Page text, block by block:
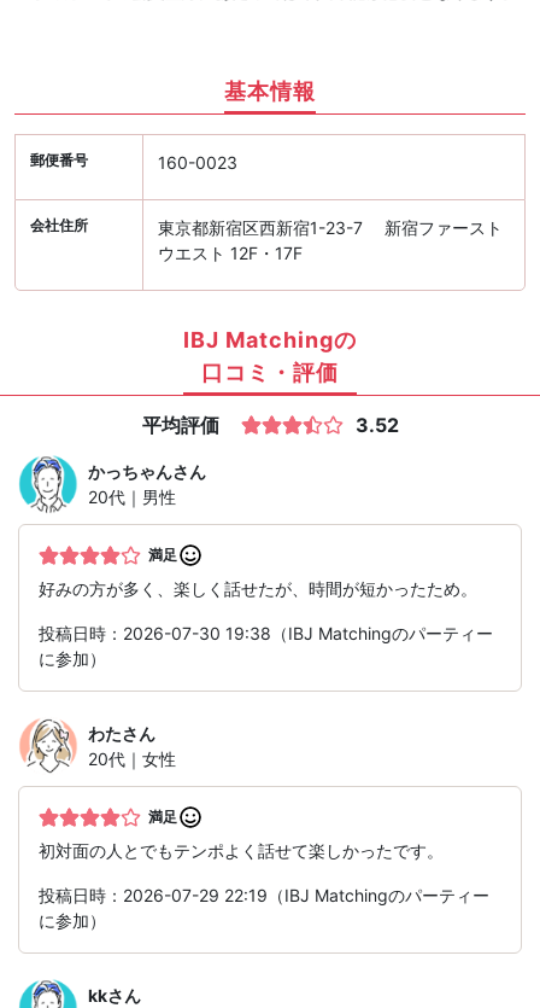
基本情報
郵便番号 160-0023
会社住所
東京都新宿区西新宿1-23-7 新宿ファースト
ウエスト 12F・17F
IBJ Matchingの
口コミ・評価
平均評価 3.52
かっちゃんさん
20代｜男性
満足
好みの方が多く、楽しく話せたが、時間が短かったため。
投稿日時：2026-07-30 19:38（IBJ Matchingのパーティー
に参加）
わたさん
20代｜女性
満足
初対面の人とでもテンポよく話せて楽しかったです。
投稿日時：2026-07-29 22:19（IBJ Matchingのパーティー
に参加）
kkさん